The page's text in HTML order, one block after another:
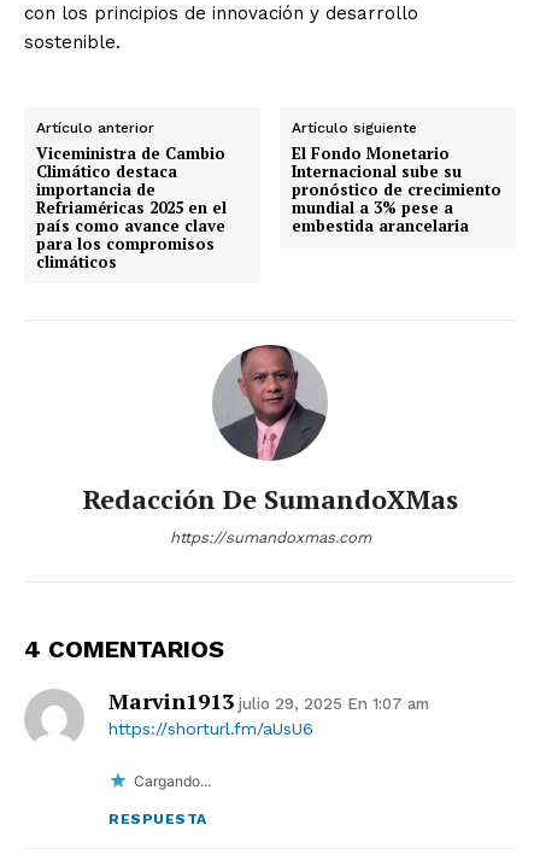
con los principios de innovación y desarrollo
sostenible.
Artículo anterior
Viceministra de Cambio
Climático destaca
importancia de
Refriaméricas 2025 en el
país como avance clave
para los compromisos
climáticos
Artículo siguiente
El Fondo Monetario
Internacional sube su
pronóstico de crecimiento
mundial a 3% pese a
embestida arancelaria
Redacción De SumandoXMas
https://sumandoxmas.com
4 COMENTARIOS
Marvin1913 julio 29, 2025 En 1:07 am
https://shorturl.fm/aUsU6
Cargando...
RESPUESTA